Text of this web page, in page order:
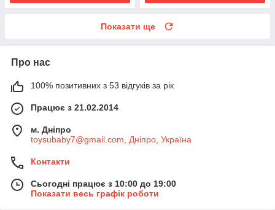
Показати ще
Про нас
100% позитивних з 53 відгуків за рік
Працює з 21.02.2014
м. Дніпро
toysubaby7@gmail.com, Дніпро, Україна
Контакти
Сьогодні працює з 10:00 до 19:00
Показати весь графік роботи